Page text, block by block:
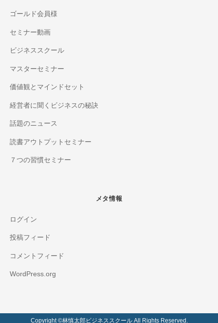
ゴールド会員様
セミナー動画
ビジネススクール
マスターセミナー
価値観とマインドセット
経営者に聞くビジネスの秘訣
話題のニュース
読書アウトプットセミナー
７つの習慣セミナー
メタ情報
ログイン
投稿フィード
コメントフィード
WordPress.org
Copyright ©️林慎太郎ビジネススクール All Rights Reserved.